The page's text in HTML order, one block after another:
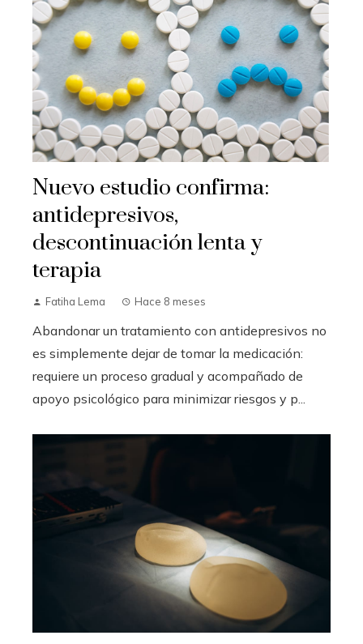
Nuevo estudio confirma:
antidepresivos,
descontinuación lenta y
terapia
Fatiha Lema Hace 8 meses
Abandonar un tratamiento con antidepresivos no
es simplemente dejar de tomar la medicación:
requiere un proceso gradual y acompañado de
apoyo psicológico para minimizar riesgos y p...